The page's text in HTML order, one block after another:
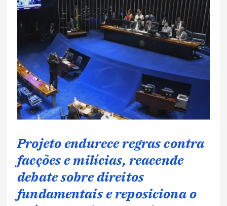
Projeto endurece regras contra
facções e milícias, reacende
debate sobre direitos
fundamentais e reposiciona o